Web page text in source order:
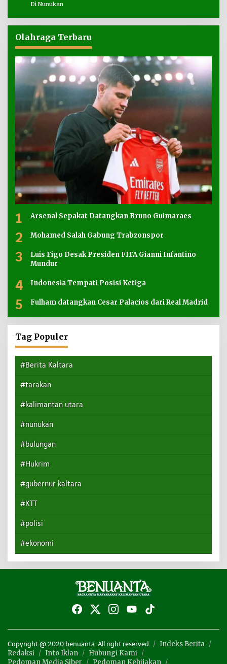
Di Nunukan
Olahraga Terbaru
1 Arsenal Sepakat Datangkan Bruno Guimaraes
2 Mohamed Salah Gabung Trabzonspor
3
Luis Figo Desak Presiden FIFA Gianni Infantino
Mundur
4 Indonesia Tempati Posisi Ketiga
5 Fulham datangkan Cesar Palacios dari Real Madrid
Tag Populer
#Berita Kaltara
#tarakan
#kalimantan utara
#nunukan
#bulungan
#Hukrim
#gubernur kaltara
#KTT
#polisi
#ekonomi
Copyright @ 2020 benuanta. All right reserved
Indeks Berita
Redaksi
Info Iklan
Hubungi Kami
Pedoman Media Siber
Pedoman Kebijakan